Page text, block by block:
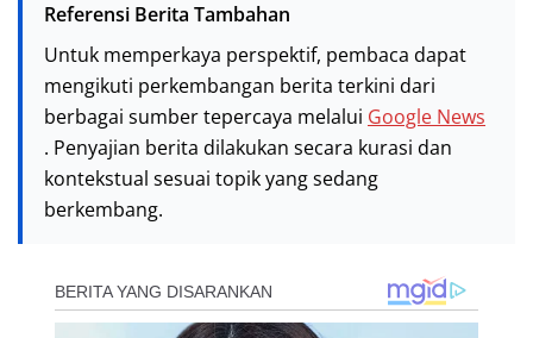
Referensi Berita Tambahan
Untuk memperkaya perspektif, pembaca dapat
mengikuti perkembangan berita terkini dari
berbagai sumber tepercaya melalui Google News
. Penyajian berita dilakukan secara kurasi dan
kontekstual sesuai topik yang sedang
berkembang.